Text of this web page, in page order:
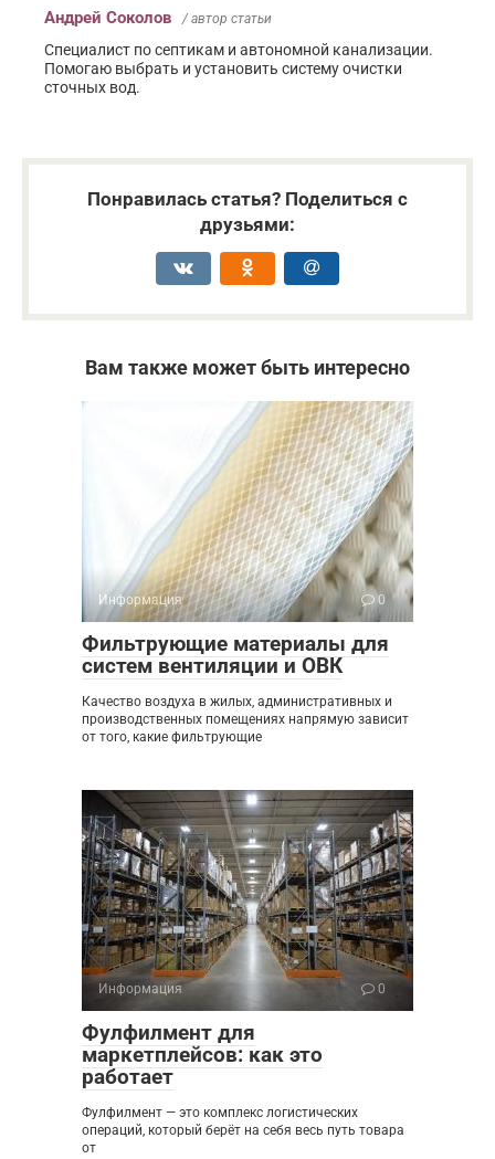
Андрей Соколов / автор статьи
Специалист по септикам и автономной канализации.
Помогаю выбрать и установить систему очистки
сточных вод.
Понравилась статья? Поделиться с
друзьями:
Вам также может быть интересно
Информация 0
Фильтрующие материалы для
систем вентиляции и ОВК
Качество воздуха в жилых, административных и
производственных помещениях напрямую зависит
от того, какие фильтрующие
Информация 0
Фулфилмент для
маркетплейсов: как это
работает
Фулфилмент — это комплекс логистических
операций, который берёт на себя весь путь товара
от